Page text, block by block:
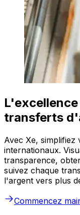
transferts
Avec Xe,
internationaux.
transparence,
suivez chaque
l'argent vers plus
Commencez